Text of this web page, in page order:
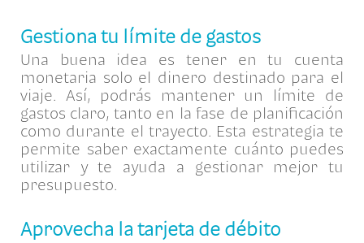
Gestiona tu límite de gastos
Una buena idea es tener en tu cuenta
monetaria solo el dinero destinado para el
viaje. Así, podrás mantener un límite de
gastos claro, tanto en la fase de planificación
como durante el trayecto. Esta estrategia te
permite saber exactamente cuánto puedes
utilizar y te ayuda a gestionar mejor tu
presupuesto.
Aprovecha la tarjeta de débito